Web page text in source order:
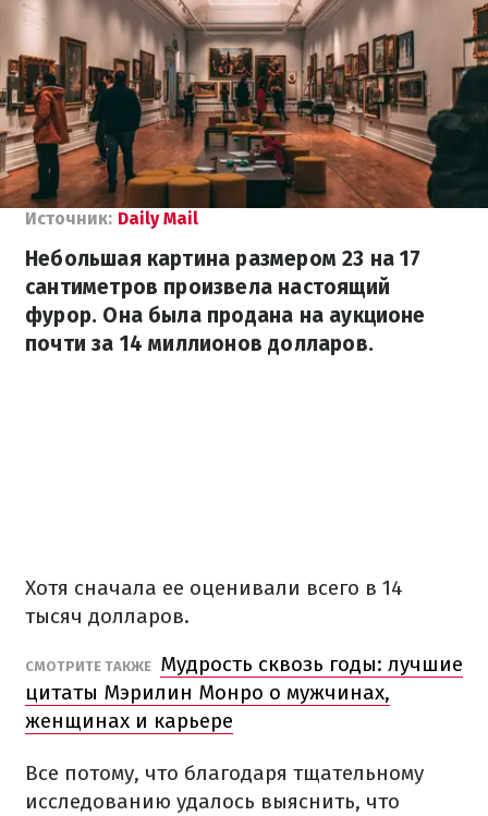
Источник: Daily Mail
Небольшая картина размером 23 на 17
сантиметров произвела настоящий
фурор. Она была продана на аукционе
почти за 14 миллионов долларов.
Хотя сначала ее оценивали всего в 14
тысяч долларов.
СМОТРИТЕ ТАКЖЕ Мудрость сквозь годы: лучшие
цитаты Мэрилин Монро о мужчинах,
женщинах и карьере
Все потому, что благодаря тщательному
исследованию удалось выяснить, что